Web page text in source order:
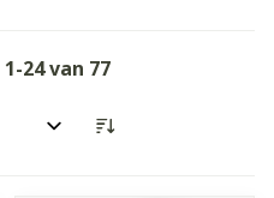
1-24van 77